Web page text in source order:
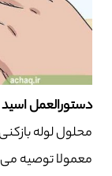
دستورالعمل اسید
محلول لوله
معمولا توصیه